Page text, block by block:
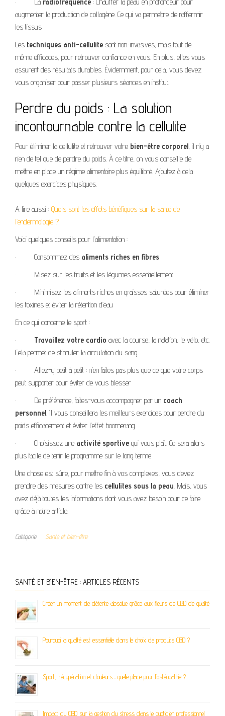
augmenter la production de collagène. Ce qui va permettre de raffermir
les tissus
Ces techniques anti-cellulite sont non-invasives, mais tout de
même efficaces, pour retrouver confiance en vous. En plus, elles vous
assurent des résultats durables. Évidemment, pour cela, vous devez
vous organiser pour passer plusieurs séances en institut.
Perdre du poids : La solution
incontournable contre la cellulite
Pour éliminer la cellulite et retrouver votre bien-être corporel, il n’y a
rien de tel que de perdre du poids. À ce titre, on vous conseille de
mettre en place un régime alimentaire plus équilibré. Ajoutez à cela
quelques exercices physiques.
A lire aussi : Quels sont les effets bénéfiques sur la santé de
l’endermologie ?
Voici quelques conseils pour l’alimentation :
· Consommez des aliments riches en fibres
· Misez sur les fruits et les légumes essentiellement
· Minimisez les aliments riches en graisses saturées pour éliminer
les toxines et éviter la rétention d’eau
En ce qui concerne le sport :
· Travaillez votre cardio avec la course, la natation, le vélo, etc.
Cela permet de stimuler la circulation du sang
· Allez-y petit à petit : n’en faites pas plus que ce que votre corps
peut supporter pour éviter de vous blesser
· De préférence, faites-vous accompagner par un coach
personnel. Il vous conseillera les meilleurs exercices pour perdre du
poids efficacement et éviter l’effet boomerang
· Choisissez une activité sportive qui vous plaît. Ce sera alors
plus facile de tenir le programme sur le long terme
Une chose est sûre, pour mettre fin à vos complexes, vous devez
prendre des mesures contre les cellulites sous la peau. Mais, vous
avez déjà toutes les informations dont vous avez besoin pour ce faire
grâce à notre article.
Catégorie Santé et bien-être
SANTÉ ET BIEN-ÊTRE : ARTICLES RÉCENTS
Créer un moment de détente absolue grâce aux fleurs de CBD de qualité
Pourquoi la qualité est essentielle dans le choix de produits CBD ?
Sport, récupération et douleurs : quelle place pour l’ostéopathie ?
Impact du CBD sur la gestion du stress dans le quotidien professionnel